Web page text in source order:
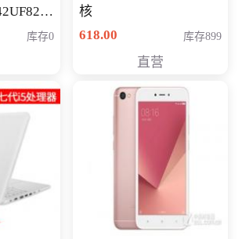
公商务
库存0
核
618.00
库存899
直营